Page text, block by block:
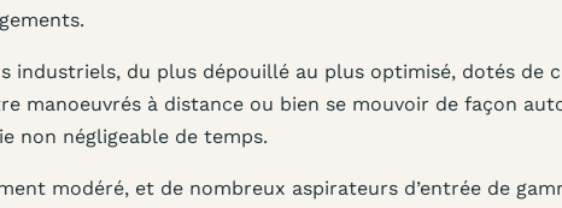
industriels, du plus dépouillé au plus optimisé, dotés de
manoeuvrés à distance ou bien se mouvoir de façon
non négligeable de temps.
modéré, et de nombreux aspirateurs d’entrée de